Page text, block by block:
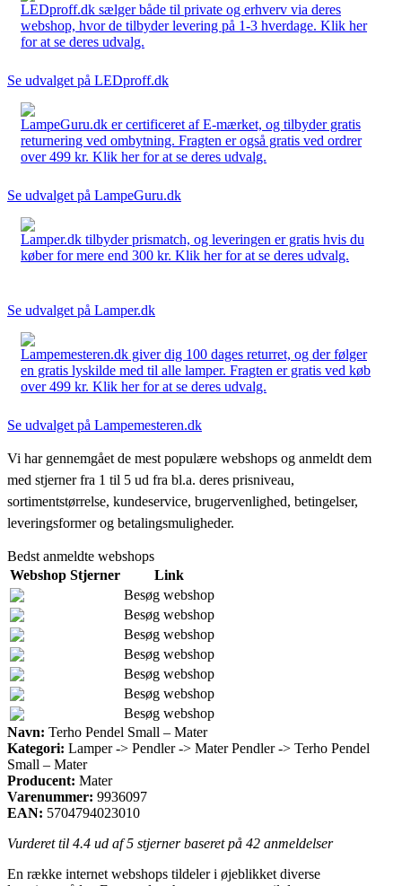
LEDproff.dk sælger både til private og erhverv via deres
webshop, hvor de tilbyder levering på 1-3 hverdage. Klik her
for at se deres udvalg.
Se udvalget på LEDproff.dk
LampeGuru.dk er certificeret af E-mærket, og tilbyder gratis
returnering ved ombytning. Fragten er også gratis ved ordrer
over 499 kr. Klik her for at se deres udvalg.
Se udvalget på LampeGuru.dk
Lamper.dk tilbyder prismatch, og leveringen er gratis hvis du
køber for mere end 300 kr. Klik her for at se deres udvalg.
Se udvalget på Lamper.dk
Lampemesteren.dk giver dig 100 dages returret, og der følger
en gratis lyskilde med til alle lamper. Fragten er gratis ved køb
over 499 kr. Klik her for at se deres udvalg.
Se udvalget på Lampemesteren.dk
Vi har gennemgået de mest populære webshops og anmeldt dem
med stjerner fra 1 til 5 ud fra bl.a. deres prisniveau,
sortimentstørrelse, kundeservice, brugervenlighed, betingelser,
leveringsformer og betalingsmuligheder.
Bedst anmeldte webshops
Webshop Stjerner
Link
Besøg webshop
Besøg webshop
Besøg webshop
Besøg webshop
Besøg webshop
Besøg webshop
Besøg webshop
Navn: Terho Pendel Small – Mater
Kategori: Lamper -> Pendler -> Mater Pendler -> Terho Pendel
Small – Mater
Producent: Mater
Varenummer: 9936097
EAN: 5704794023010
Vurderet til 4.4 ud af 5 stjerner baseret på 42 anmeldelser
En række internet webshops tildeler i øjeblikket diverse